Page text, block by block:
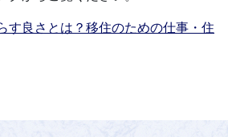
す良さとは？移住のための仕事・住